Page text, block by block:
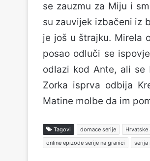
se zauzmu za Miju i
su zauvijek izbačeni iz
je još u štrajku. Mirela
posao odluči se
odlazi kod Ante, ali se
Zorka isprva odbija
Matine molbe da im
Tagovi domace serije Hrvatske
online epizode serije na granici
serija